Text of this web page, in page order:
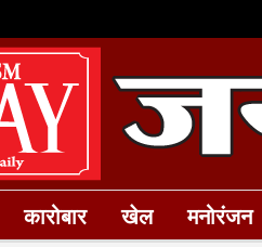
कारोबार खेल मनोरंजन